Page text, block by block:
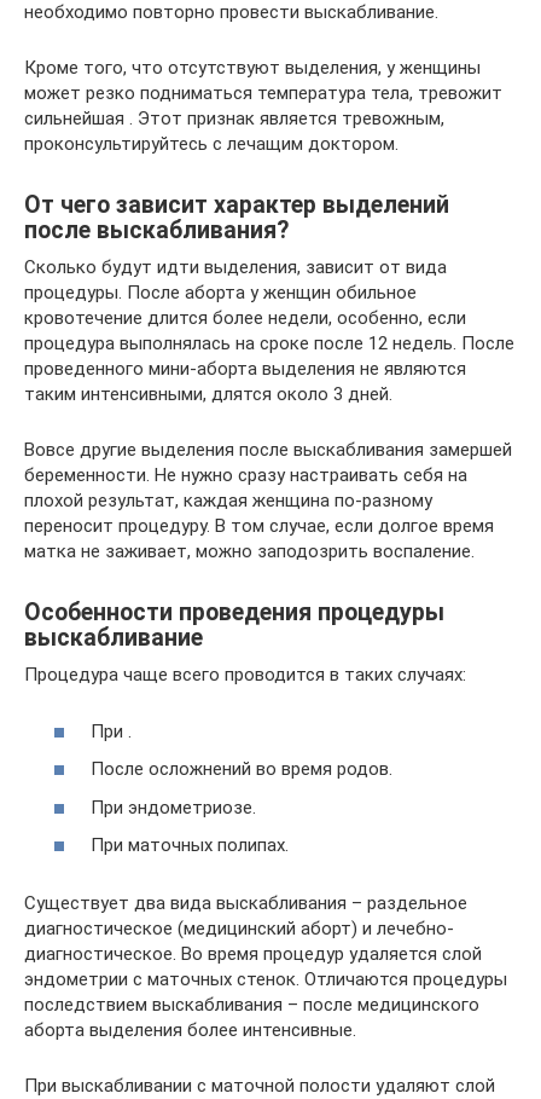
необходимо повторно провести выскабливание.
Кроме того, что отсутствуют выделения, у женщины
может резко подниматься температура тела, тревожит
сильнейшая . Этот признак является тревожным,
проконсультируйтесь с лечащим доктором.
От чего зависит характер выделений
после выскабливания?
Сколько будут идти выделения, зависит от вида
процедуры. После аборта у женщин обильное
кровотечение длится более недели, особенно, если
процедура выполнялась на сроке после 12 недель. После
проведенного мини-аборта выделения не являются
таким интенсивными, длятся около 3 дней.
Вовсе другие выделения после выскабливания замершей
беременности. Не нужно сразу настраивать себя на
плохой результат, каждая женщина по-разному
переносит процедуру. В том случае, если долгое время
матка не заживает, можно заподозрить воспаление.
Особенности проведения процедуры
выскабливание
Процедура чаще всего проводится в таких случаях:
При .
После осложнений во время родов.
При эндометриозе.
При маточных полипах.
Существует два вида выскабливания – раздельное
диагностическое (медицинский аборт) и лечебно-
диагностическое. Во время процедур удаляется слой
эндометрии с маточных стенок. Отличаются процедуры
последствием выскабливания – после медицинского
аборта выделения более интенсивные.
При выскабливании с маточной полости удаляют слой